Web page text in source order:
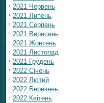
2021 Червень
2021 Липень
2021 Серпень
2021 Вересень
2021 Жовтень
2021 Листопад
2021 Грудень
2022 Січень
2022 Лютий
2022 Березень
2022 Квітень